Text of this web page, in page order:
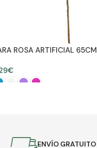
ROSA ARTIFICIAL 65CM
€
ENVÍO GRATUITO